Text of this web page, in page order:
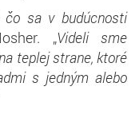
čo sa v budúcnosti
„Videli sme
teplej strane, ktoré
s jedným alebo